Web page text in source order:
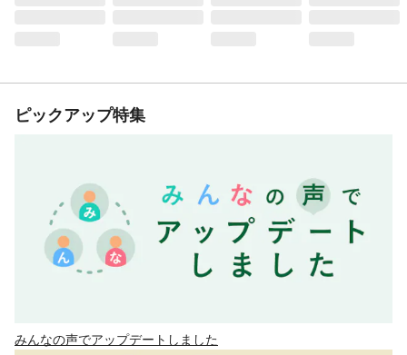
ピックアップ特集
みんなの声でアップデートしました